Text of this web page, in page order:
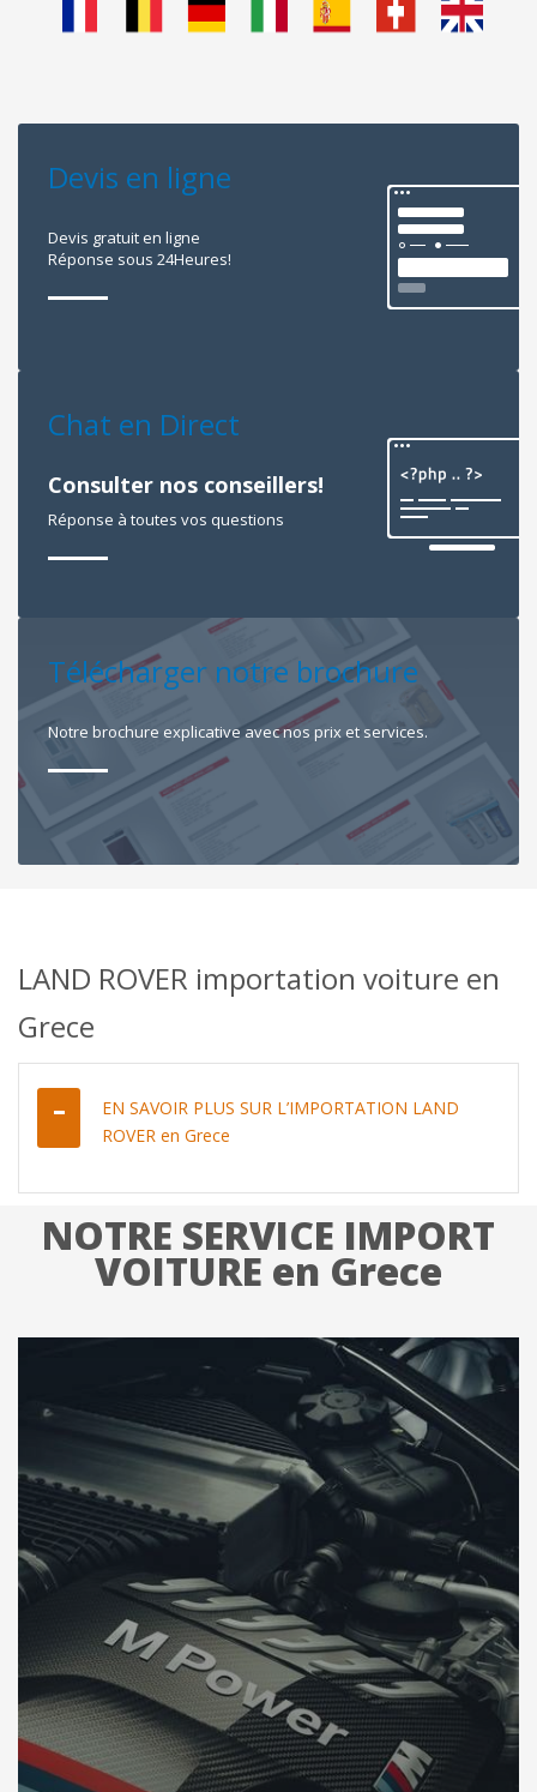
Devis en ligne
Devis gratuit en ligne
Réponse sous 24Heures!
Chat en Direct
Consulter nos conseillers!
Réponse à toutes vos questions
Télécharger notre brochure
Notre brochure explicative avec nos prix et services.
LAND ROVER importation voiture en
Grece
EN SAVOIR PLUS SUR L’IMPORTATION LAND
ROVER en Grece
NOTRE SERVICE IMPORT
VOITURE en Grece